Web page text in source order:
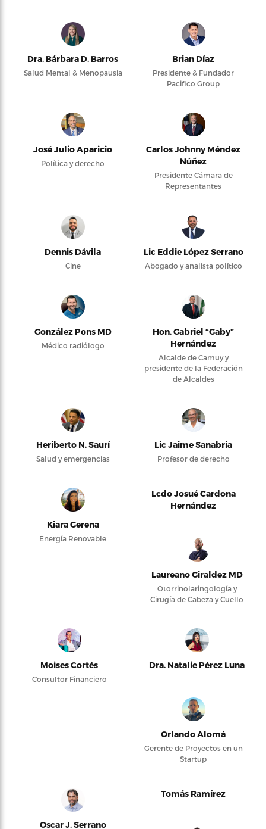
Dra. Bárbara D. Barros
Salud Mental & Menopausia
Brian Díaz
Presidente & Fundador
Pacifico Group
José Julio Aparicio
Política y derecho
Carlos Johnny Méndez
Núñez
Presidente Cámara de
Representantes
Dennis Dávila
Cine
Lic Eddie López Serrano
Abogado y analista político
González Pons MD
Médico radiólogo
Hon. Gabriel “Gaby”
Hernández
Alcalde de Camuy y
presidente de la Federación
de Alcaldes
Heriberto N. Saurí
Salud y emergencias
Lic Jaime Sanabria
Profesor de derecho
Kiara Gerena
Energía Renovable
Lcdo Josué Cardona
Hernández
Laureano Giraldez MD
Otorrinolaringología y
Cirugía de Cabeza y Cuello
Moises Cortés
Consultor Financiero
Dra. Natalie Pérez Luna
Orlando Alomá
Gerente de Proyectos en un
Startup
Oscar J. Serrano
Tomás Ramírez